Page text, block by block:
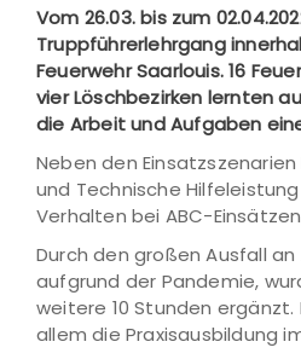
Vom 26.03. bis zum
Truppführerlehrgang
Feuerwehr Saarlouis. 16
vier Löschbezirken lernten
die Arbeit und Aufgaben
Neben den
und Technische
Verhalten bei ABC-
Durch den großen Ausfall
aufgrund der Pandemie,
weitere 10 Stunden
allem die Praxisausbildung